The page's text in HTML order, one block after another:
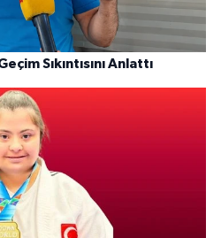
Sıkıntısını Anlattı